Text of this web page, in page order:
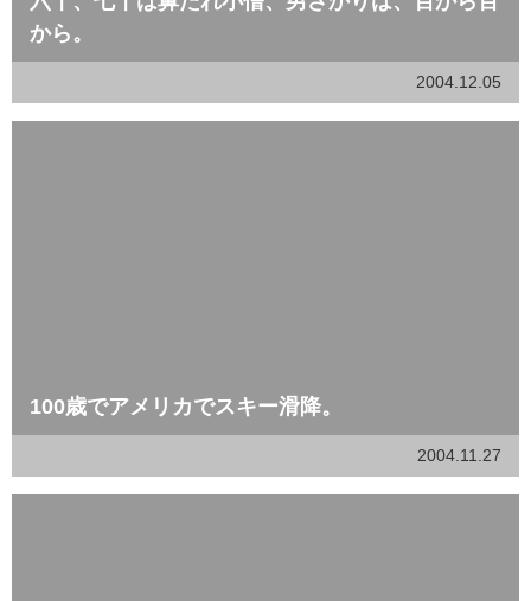
から。
2004.12.05
100歳でアメリカでスキー滑降。
2004.11.27